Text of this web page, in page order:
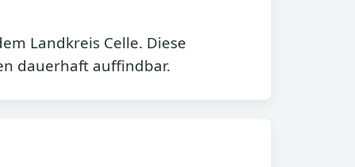
Landkreis Celle. Diese
dauerhaft auffindbar.